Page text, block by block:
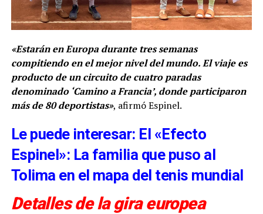
«Estarán en Europa durante tres semanas
compitiendo en el mejor nivel del mundo. El viaje es
producto de un circuito de cuatro paradas
denominado ‘Camino a Francia’, donde participaron
más de 80 deportistas», afirmó Espinel.
Le puede interesar: El «Efecto
Espinel»: La familia que puso al
Tolima en el mapa del tenis mundial
Detalles de la gira europea